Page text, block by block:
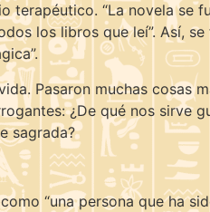
terapéutico. “La novela
los libros que leí”. Así,
Pasaron muchas cosas
¿De qué nos sirve
sagrada?
“una persona que ha